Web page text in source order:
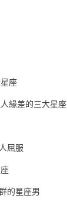
座
緣差的三大星座
屈服
的星座男